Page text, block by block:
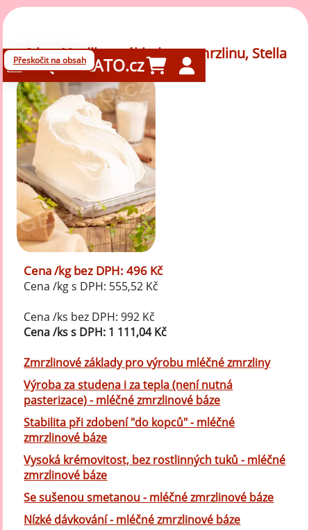
Přeskočit na obsahGELATO.cz
2 kg - Vanilka - základ pro zmrzlinu, Stella
Cena /kg bez DPH: 496 Kč
Cena /kg s DPH: 555,52 Kč
Cena /ks bez DPH: 992 Kč
Cena /ks s DPH: 1 111,04 Kč
Zmrzlinové základy pro výrobu mléčné zmrzliny
Výroba za studena i za tepla (není nutná
pasterizace) - mléčné zmrzlinové báze
Stabilita při zdobení "do kopců" - mléčné
zmrzlinové báze
Vysoká krémovitost, bez rostlinných tuků - mléčné
zmrzlinové báze
Se sušenou smetanou - mléčné zmrzlinové báze
Nízké dávkování - mléčné zmrzlinové báze